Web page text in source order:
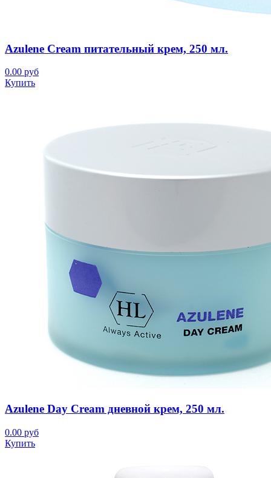
Azulene Cream питательный крем, 250 мл.
0.00 руб
Купить
Azulene Day Cream дневной крем, 250 мл.
0.00 руб
Купить